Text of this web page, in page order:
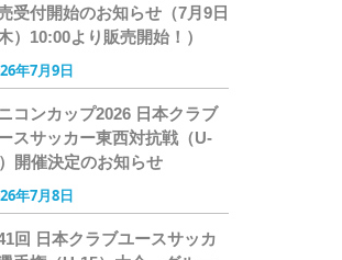
受付開始のお知らせ（7月9日
木）10:00より販売開始！）
年7月9日
コンカップ2026 日本クラブ
スサッカー東西対抗戦（U-
開催決定のお知らせ
年7月8日
回 日本クラブユースサッカ